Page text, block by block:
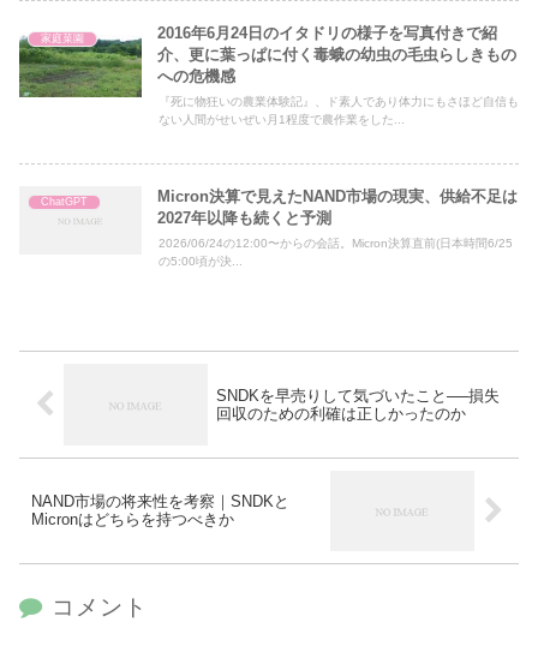
家庭菜園
2016年6月24日のイタドリの様子を写真付きで紹
介、更に葉っぱに付く毒蛾の幼虫の毛虫らしきもの
への危機感
『死に物狂いの農業体験記』、ド素人であり体力にもさほど自信も
ない人間がせいぜい月1程度で農作業をした...
ChatGPT
Micron決算で見えたNAND市場の現実、供給不足は
2027年以降も続くと予測
2026/06/24の12:00〜からの会話。Micron決算直前(日本時間6/25
の5:00頃が決...
SNDKを早売りして気づいたこと──損失
回収のための利確は正しかったのか
NAND市場の将来性を考察｜SNDKと
Micronはどちらを持つべきか
コメント